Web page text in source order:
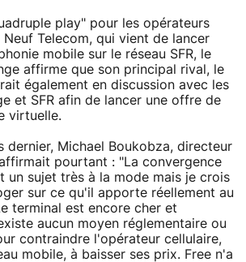
play" pour les opérateurs
Telecom, qui vient de lancer
mobile sur le réseau SFR, le
affirme que son principal rival, le
également en discussion avec les
et SFR afin de lancer une offre de
virtuelle.
dernier, Michael Boukobza, directeur
pourtant : "La convergence
un sujet très à la mode mais je crois
sur ce qu'il apporte réellement au
terminal est encore cher et
aucun moyen réglementaire ou
contraindre l'opérateur cellulaire,
mobile, à baisser ses prix. Free n'a